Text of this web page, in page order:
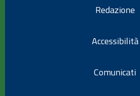
Redazione
Accessibilità
Comunicati